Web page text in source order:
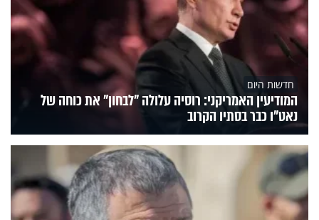
חדשות היום
המודיעין האמריקני: רוסיה עלולה "לבחון" את כוחה של
נאט"ו כבר בסתיו הקרוב